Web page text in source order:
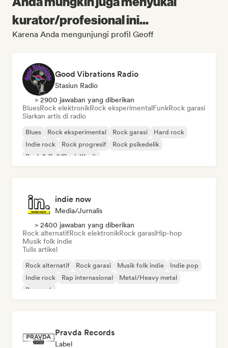
kurator/profesional ini...
Karena Anda mengunjungi profil Geoff
Good Vibrations Radio
Stasiun Radio
> 2900 jawaban yang diberikan
BluesRock elektronikRock eksperimentalFunkRock garasi
Siarkan artis di radio
Blues Rock eksperimental Rock garasi
Hard rock
Indie rock
Rock progresif
Rock psikedelik
Rock & Roll/Rock Klasik
indie now
Media/Jurnalis
> 2400 jawaban yang diberikan
Rock alternatifRock elektronikRock garasiHip-hop
Musik folk indie
Tulis artikel
Rock alternatif Rock garasi Musik folk indie
Indie pop
Indie rock
Rap internasional
Metal/Heavy metal
Pop rock
Pravda Records
Label